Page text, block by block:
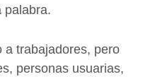
palabra.
a trabajadores, pero
personas usuarias,